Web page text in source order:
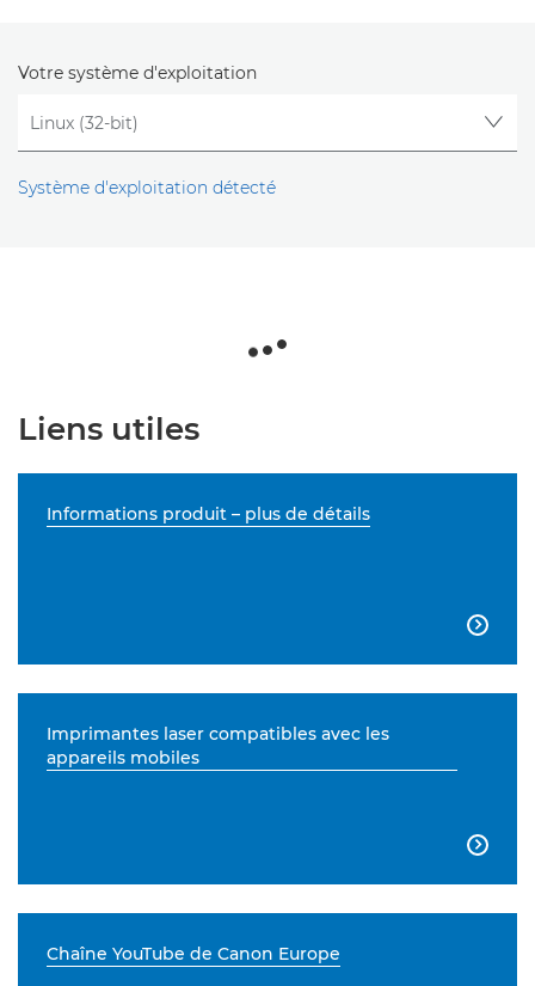
Votre système d'exploitation
Système d'exploitation détecté
Liens utiles
Informations produit – plus de détails

Imprimantes laser compatibles avec les
appareils mobiles

Chaîne YouTube de Canon Europe